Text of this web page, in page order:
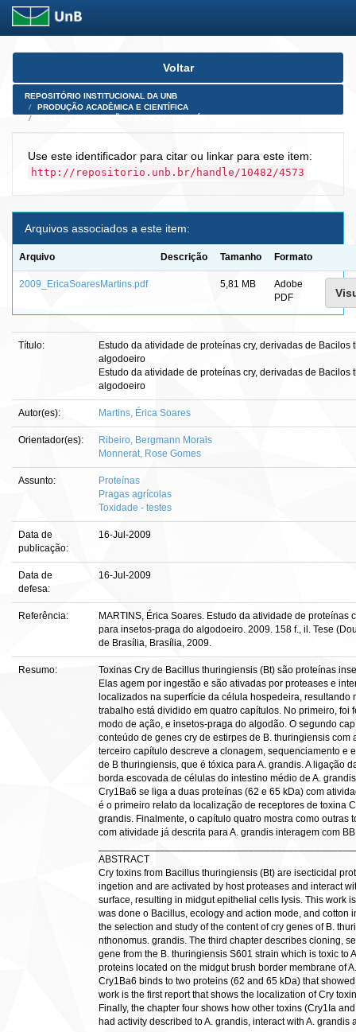
Skip
Voltar
REPOSITÓRIO INSTITUCIONAL DA UNB
PRODUÇÃO ACADÊMICA E CIENTÍFICA
Use este identificador para citar ou linkar para este item:
http://repositorio.unb.br/handle/10482/4573
Arquivos associados a este item:
Arquivo Descrição Tamanho Formato
2009_EricaSoaresMartins.pdf 5,81 MB
Adobe
PDF
Título:
Estudo da atividade de proteínas cry, derivadas de
algodoeiro
Estudo da atividade de proteínas cry, derivadas de
algodoeiro
Autor(es): Martins, Érica Soares
Orientador(es):
Ribeiro, Bergmann Morais
Monnerat, Rose Gomes
Assunto:
Proteínas
Pragas agrícolas
Toxidade - testes
Data de
publicação:
16-Jul-2009
Data de
defesa:
16-Jul-2009
Referência:
MARTINS, Érica Soares. Estudo da atividade de
para insetos-praga do algodoeiro. 2009. 158 f., il. Tese
de Brasília, Brasília, 2009.
Resumo:
Toxinas Cry de Bacillus thuringiensis (Bt) são proteínas
Elas agem por ingestão e são ativadas por proteases e
localizados na superfície da célula hospedeira,
trabalho está dividido em quatro capítulos. No primeiro, foi
modo de ação, e insetos-praga do algodão. O segundo
conteúdo de genes cry de estirpes de B. thuringiensis com
terceiro capítulo descreve a clonagem, sequenciamento e
de B thuringiensis, que é tóxica para A. grandis. A ligação
borda escovada de células do intestino médio de A.
Cry1Ba6 se liga a duas proteínas (62 e 65 kDa) com
é o primeiro relato da localização de receptores de toxina
grandis. Finalmente, o capítulo quatro mostra como outras
com atividade já descrita para A. grandis interagem com
ABSTRACT
Cry toxins from Bacillus thuringiensis (Bt) are isecticidal
ingetion and are activated by host proteases and interact
surface, resulting in midgut epithelial cells lysis. This work
was done o Bacillus, ecology and action mode, and cotton
the selection and study of the content of cry genes of B.
nthonomus. grandis. The third chapter describes cloning,
gene from the B. thuringiensis S601 strain which is toxic to
proteins located on the midgut brush border membrane of
Cry1Ba6 binds to two proteins (62 and 65 kDa) that
work is the first report that shows the localization of Cry
Finally, the chapter four shows how other toxins (Cry1Ia
had activity described to A. grandis, interact with A. grandis